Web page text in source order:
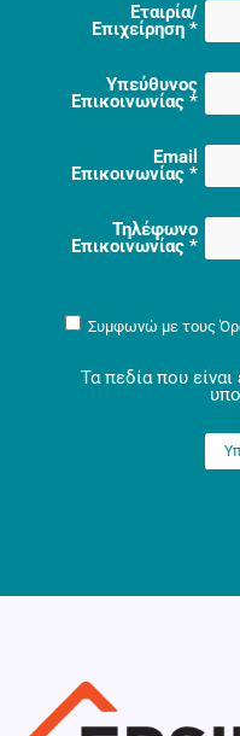
Εταιρία/
Επιχείρηση *
Υπεύθυνος
Επικοινωνίας *
Email
Επικοινωνίας *
Τηλέφωνο
Επικοινωνίας *
Συμφωνώ με τους
Τα πεδία που